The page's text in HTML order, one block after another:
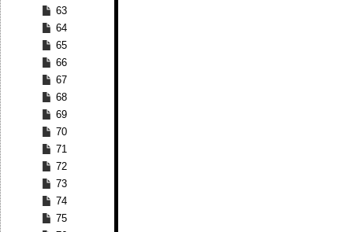
63
64
65
66
67
68
69
70
71
72
73
74
75